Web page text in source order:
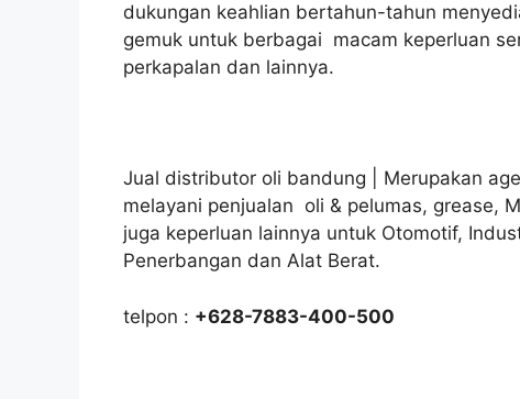
dukungan keahlian bertahun-tahun
gemuk untuk berbagai macam keperluan
perkapalan dan lainnya.
Jual distributor oli bandung | Merupakan
melayani penjualan oli & pelumas, grease,
juga keperluan lainnya untuk Otomotif,
Penerbangan dan Alat Berat.
telpon : +628-7883-400-500